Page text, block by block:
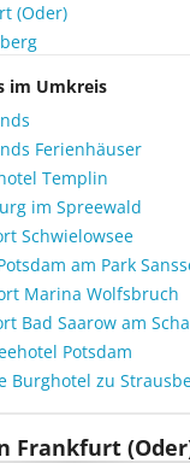
(Oder)
im Umkreis
Ferienhäuser
Templin
im Spreewald
Schwielowsee
am Park
Marina Wolfsbruch
Bad Saarow am
Potsdam
Burghotel zu
Frankfurt